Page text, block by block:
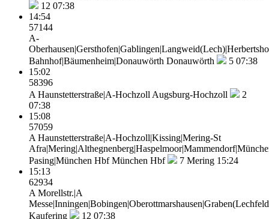
12 07:38
14:54
57144
A-
Bahnhof|Bäumenheim|Donauwörth Donauwörth 5 07:38
15:02
58396
A Haunstetterstraße|A-Hochzoll Augsburg-Hochzoll
2
07:38
15:08
57059
A Haunstetterstraße|A-Hochzoll|Kissing|Mering-St
Pasing|München HbfMünchen Hbf 7 Mering 15:24
15:13
62934
A Morellstr.|A
Kaufering
12 07:38